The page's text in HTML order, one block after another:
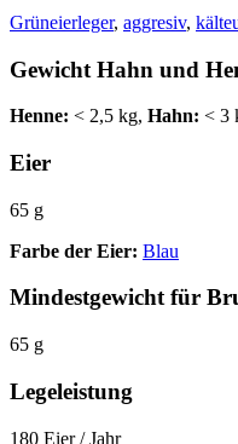
Grüneierleger, aggresiv,
Gewicht Hahn und
Henne: < 2,5 kg, Hahn: < 3
Eier
65 g
Farbe der Eier: Blau
Mindestgewicht für
65 g
Legeleistung
180 Eier / Jahr